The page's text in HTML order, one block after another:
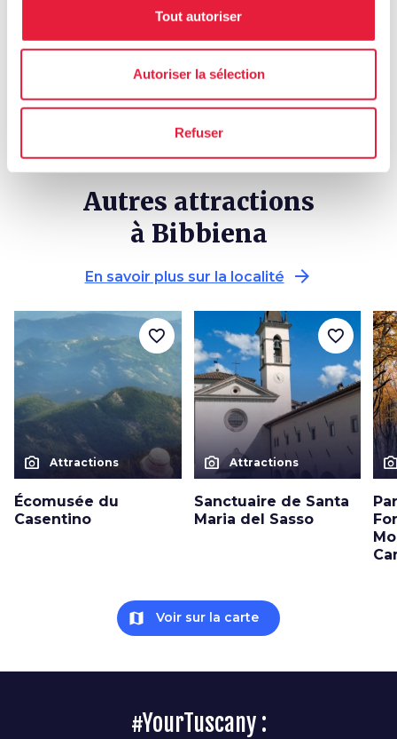
Tout autoriser
Autoriser la sélection
Refuser
Autres attractions
à Bibbiena
En savoir plus sur la localité arrow_forward
photo_camera Attractions
Écomusée du
Casentino
favorite_border
photo_camera Attractions
Sanctuaire de Santa
Maria del Sasso
favorite_border
map Voir sur la carte
#YourTuscany :